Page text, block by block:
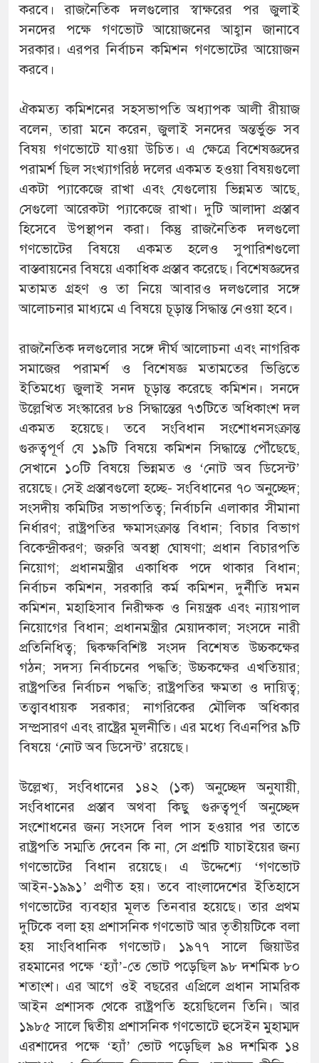
করবে। রাজনৈতিক দলগুলোর স্বাক্ষরের পর জুলাই
সনদের পক্ষে গণভোট আয়োজনের আহ্বান জানাবে
সরকার। এরপর নির্বাচন কমিশন গণভোটের আয়োজন
করবে।
ঐকমত্য কমিশনের সহসভাপতি অধ্যাপক আলী রীয়াজ
বলেন, তারা মনে করেন, জুলাই সনদের অন্তর্ভুক্ত সব
বিষয় গণভোটে যাওয়া উচিত। এ ক্ষেত্রে বিশেষজ্ঞদের
পরামর্শ ছিল সংখ্যাগরিষ্ঠ দলের একমত হওয়া বিষয়গুলো
একটা প্যাকেজে রাখা এবং যেগুলোয় ভিন্নমত আছে,
সেগুলো আরেকটা প্যাকেজে রাখা। দুটি আলাদা প্রস্তাব
হিসেবে উপস্থাপন করা। কিন্তু রাজনৈতিক দলগুলো
গণভোটের বিষয়ে একমত হলেও সুপারিশগুলো
বাস্তবায়নের বিষয়ে একাধিক প্রস্তাব করেছে। বিশেষজ্ঞদের
মতামত গ্রহণ ও তা নিয়ে আবারও দলগুলোর সঙ্গে
আলোচনার মাধ্যমে এ বিষয়ে চূড়ান্ত সিদ্ধান্ত নেওয়া হবে।
রাজনৈতিক দলগুলোর সঙ্গে দীর্ঘ আলোচনা এবং নাগরিক
সমাজের পরামর্শ ও বিশেষজ্ঞ মতামতের ভিত্তিতে
ইতিমধ্যে জুলাই সনদ চূড়ান্ত করেছে কমিশন। সনদে
উল্লেখিত সংস্কারের ৮৪ সিদ্ধান্তের ৭৩টিতে অধিকাংশ দল
একমত হয়েছে। তবে সংবিধান সংশোধনসংক্রান্ত
গুরুত্বপূর্ণ যে ১৯টি বিষয়ে কমিশন সিদ্ধান্তে পৌঁছেছে,
সেখানে ১০টি বিষয়ে ভিন্নমত ও ‘নোট অব ডিসেন্ট’
রয়েছে। সেই প্রস্তাবগুলো হচ্ছে- সংবিধানের ৭০ অনুচ্ছেদ;
সংসদীয় কমিটির সভাপতিত্ব; নির্বাচনি এলাকার সীমানা
নির্ধারণ; রাষ্ট্রপতির ক্ষমাসংক্রান্ত বিধান; বিচার বিভাগ
বিকেন্দ্রীকরণ; জরুরি অবস্থা ঘোষণা; প্রধান বিচারপতি
নিয়োগ; প্রধানমন্ত্রীর একাধিক পদে থাকার বিধান;
নির্বাচন কমিশন, সরকারি কর্ম কমিশন, দুর্নীতি দমন
কমিশন, মহাহিসাব নিরীক্ষক ও নিয়ন্ত্রক এবং ন্যায়পাল
নিয়োগের বিধান; প্রধানমন্ত্রীর মেয়াদকাল; সংসদে নারী
প্রতিনিধিত্ব; দ্বিকক্ষবিশিষ্ট সংসদ বিশেষত উচ্চকক্ষের
গঠন; সদস্য নির্বাচনের পদ্ধতি; উচ্চকক্ষের এখতিয়ার;
রাষ্ট্রপতির নির্বাচন পদ্ধতি; রাষ্ট্রপতির ক্ষমতা ও দায়িত্ব;
তত্ত্বাবধায়ক সরকার; নাগরিকের মৌলিক অধিকার
সম্প্রসারণ এবং রাষ্ট্রের মূলনীতি। এর মধ্যে বিএনপির ৯টি
বিষয়ে ‘নোট অব ডিসেন্ট’ রয়েছে।
উল্লেখ্য, সংবিধানের ১৪২ (১ক) অনুচ্ছেদ অনুযায়ী,
সংবিধানের প্রস্তাব অথবা কিছু গুরুত্বপূর্ণ অনুচ্ছেদ
সংশোধনের জন্য সংসদে বিল পাস হওয়ার পর তাতে
রাষ্ট্রপতি সম্মতি দেবেন কি না, সে প্রশ্নটি যাচাইয়ের জন্য
গণভোটের বিধান রয়েছে। এ উদ্দেশ্যে ‘গণভোট
আইন-১৯৯১’ প্রণীত হয়। তবে বাংলাদেশের ইতিহাসে
গণভোটের ব্যবহার মূলত তিনবার হয়েছে। তার প্রথম
দুটিকে বলা হয় প্রশাসনিক গণভোট আর তৃতীয়টিকে বলা
হয় সাংবিধানিক গণভোট। ১৯৭৭ সালে জিয়াউর
রহমানের পক্ষে ‘হ্যাঁ’-তে ভোট পড়েছিল ৯৮ দশমিক ৮০
শতাংশ। এর আগে ওই বছরের এপ্রিলে প্রধান সামরিক
আইন প্রশাসক থেকে রাষ্ট্রপতি হয়েছিলেন তিনি। আর
১৯৮৫ সালে দ্বিতীয় প্রশাসনিক গণভোটে হুসেইন মুহাম্মদ
এরশাদের পক্ষে ‘হ্যাঁ’ ভোট পড়েছিল ৯৪ দশমিক ১৪